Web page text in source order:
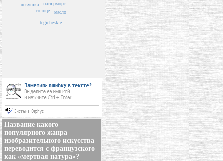
натюрморт
солнце масло
tegicheskie
девушка
Название какого
популярного жанра
изобразительного искусства
переводится с французского
как «мертвая натура»?